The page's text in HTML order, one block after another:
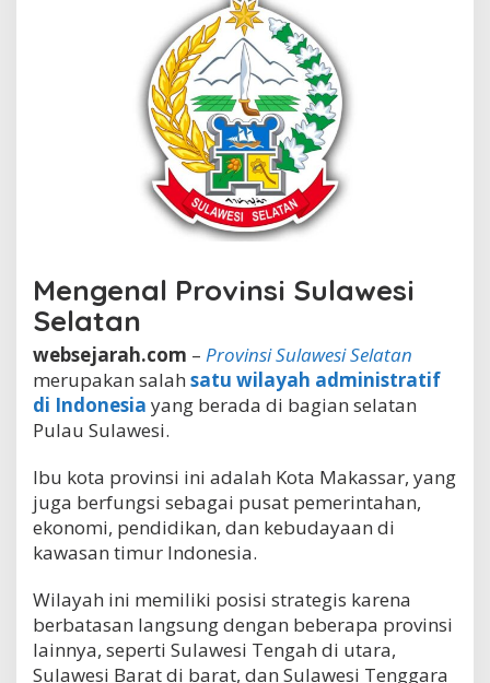
e
j
a
r
a
h
d
a
n
K
e
y
a
P
r
o
v
s
i
S
u
l
w
s
i
S
Mengenal Provinsi Sulawesi
Selatan
websejarah.com – Provinsi Sulawesi Selatan
merupakan salah satu wilayah administratif
di Indonesia yang berada di bagian selatan
Pulau Sulawesi.
Ibu kota provinsi ini adalah Kota Makassar, yang
juga berfungsi sebagai pusat pemerintahan,
ekonomi, pendidikan, dan kebudayaan di
kawasan timur Indonesia.
Wilayah ini memiliki posisi strategis karena
berbatasan langsung dengan beberapa provinsi
lainnya, seperti Sulawesi Tengah di utara,
Sulawesi Barat di barat, dan Sulawesi Tenggara